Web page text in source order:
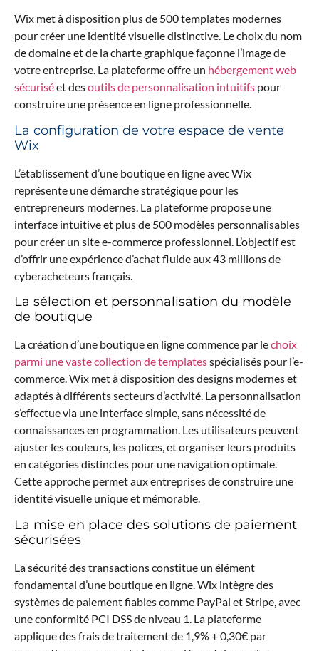
Wix met à disposition plus de 500 templates modernes
pour créer une identité visuelle distinctive. Le choix du nom
de domaine et de la charte graphique façonne l’image de
votre entreprise. La plateforme offre un hébergement web
sécuriséet desoutils de personnalisation intuitifs pour
construire une présence en ligne professionnelle.
La configuration de votre espace de vente
Wix
L’établissement d’une boutique en ligne avec Wix
représente une démarche stratégique pour les
entrepreneurs modernes. La plateforme propose une
interface intuitive et plus de 500 modèles personnalisables
pour créer un site e-commerce professionnel. L’objectif est
d’offrir une expérience d’achat fluide aux 43 millions de
cyberacheteurs français.
La sélection et personnalisation du modèle
de boutique
La création d’une boutique en ligne commence par lechoix
parmi une vaste collection de templatesspécialisés pour l’e-
commerce. Wix met à disposition des designs modernes et
adaptés à différents secteurs d’activité. La personnalisation
s’effectue via une interface simple, sans nécessité de
connaissances en programmation. Les utilisateurs peuvent
ajuster les couleurs, les polices, et organiser leurs produits
en catégories distinctes pour une navigation optimale.
Cette approche permet aux entreprises de construire une
identité visuelle unique et mémorable.
La mise en place des solutions de paiement
sécurisées
La sécurité des transactions constitue un élément
fondamental d’une boutique en ligne. Wix intègre des
systèmes de paiement fiables comme PayPal et Stripe, avec
une conformité PCI DSS de niveau 1. La plateforme
applique des frais de traitement de 1,9% + 0,30€ par